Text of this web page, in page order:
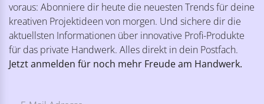
voraus: Abonniere dir heute die neuesten Trends für deine
kreativen Projektideen von morgen. Und sichere dir die
aktuellsten Informationen über innovative Profi-Produkte
für das private Handwerk. Alles direkt in dein Postfach.
Jetzt anmelden für noch mehr Freude am Handwerk.